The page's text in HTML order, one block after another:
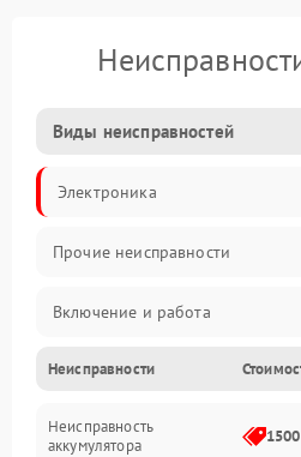
Виды неисправностей
Электроника
Прочие неисправности
Включение и работа
Работа с нагрузкой
Звук и индикация
Неисправности
Неисправность
аккумулятора